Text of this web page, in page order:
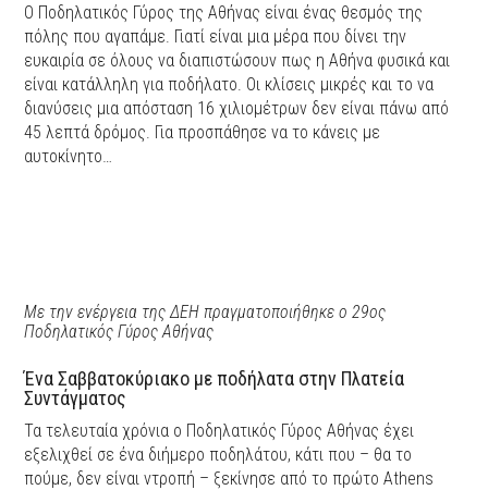
Ο Ποδηλατικός Γύρος της Αθήνας είναι ένας θεσμός της
πόλης που αγαπάμε. Γιατί είναι μια μέρα που δίνει την
ευκαιρία σε όλους να διαπιστώσουν πως η Αθήνα φυσικά και
είναι κατάλληλη για ποδήλατο. Οι κλίσεις μικρές και το να
διανύσεις μια απόσταση 16 χιλιομέτρων δεν είναι πάνω από
45 λεπτά δρόμος. Για προσπάθησε να το κάνεις με
αυτοκίνητο…
Με την ενέργεια της ΔΕΗ πραγματοποιήθηκε ο 29ος
Ποδηλατικός Γύρος Αθήνας
Ένα Σαββατοκύριακο με ποδήλατα στην Πλατεία
Συντάγματος
Τα τελευταία χρόνια ο Ποδηλατικός Γύρος Αθήνας έχει
εξελιχθεί σε ένα διήμερο ποδηλάτου, κάτι που – θα το
πούμε, δεν είναι ντροπή – ξεκίνησε από το πρώτο Athens